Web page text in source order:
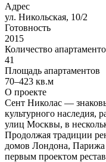
Адрес
ул. Никольская, 10/2
Готовность
2015
Количество
41
Площадь апартаментов
70–423 кв.м
О проекте
Сент Николас —
культурного наследия,
улиц Москвы, в
Продолжая традиции
домов Лондона,
первым проектом